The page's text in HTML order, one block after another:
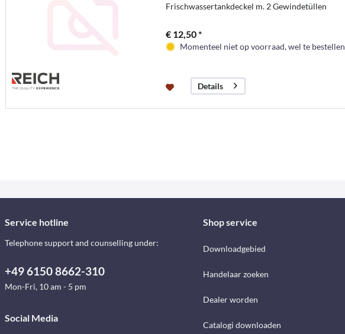
Frischwassertankdeckel m. 2 Gewindetüllen
€ 12,50 *
Momenteel niet op voorraad, wel te bestellen
Details
Service hotline
Telephone support and counselling under:
+49 6150 8662-310
Mon-Fri, 10 am - 5 pm
Social Media
Shop service
Downloadgebied
Handelaar zoeken
Dealer worden
Catalogi downloaden